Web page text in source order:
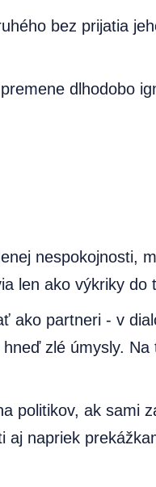
bez prijatia
dlhodobo
nespokojnosti,
len ako výkriky do
ako partneri - v
zlé úmysly. Na
politikov, ak sami
aj napriek